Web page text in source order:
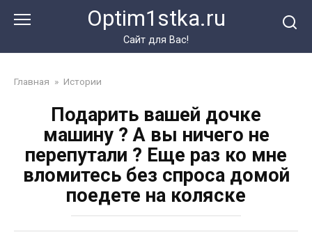
Optim1stka.ru
Сайт для Вас!
Главная » Истории
Подарить вашей дочке
машину ? А вы ничего не
перепутали ? Еще раз ко мне
вломитесь без спроса домой
поедете на коляске